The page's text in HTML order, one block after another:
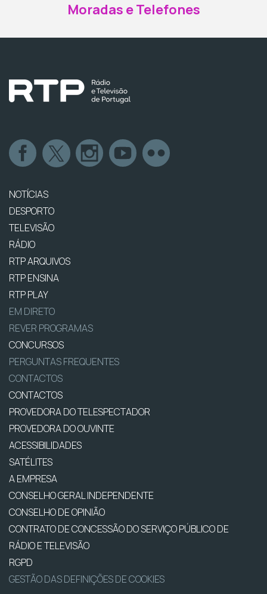
Moradas e Telefones
NOTÍCIAS
DESPORTO
TELEVISÃO
RÁDIO
RTP ARQUIVOS
RTP ENSINA
RTP PLAY
EM DIRETO
REVER PROGRAMAS
CONCURSOS
PERGUNTAS FREQUENTES
CONTACTOS
CONTACTOS
PROVEDORA DO TELESPECTADOR
PROVEDORA DO OUVINTE
ACESSIBILIDADES
SATÉLITES
A EMPRESA
CONSELHO GERAL INDEPENDENTE
CONSELHO DE OPINIÃO
CONTRATO DE CONCESSÃO DO SERVIÇO PÚBLICO DE
RÁDIO E TELEVISÃO
RGPD
GESTÃO DAS DEFINIÇÕES DE COOKIES